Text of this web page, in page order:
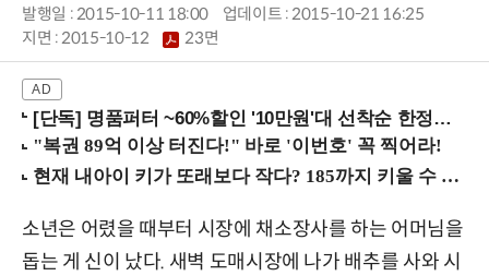
발행일 : 2015-10-11 18:00
업데이트 : 2015-10-21 16:25
지면 :2015-10-12 23면
[단독] 명품퍼터 ~60%할인 '10만원'대 선착순 한정판매!
소년은 어렸을 때부터 시장에 채소장사를 하는 어머님을
돕는 게 신이 났다. 새벽 도매시장에 나가 배추를 사와 시